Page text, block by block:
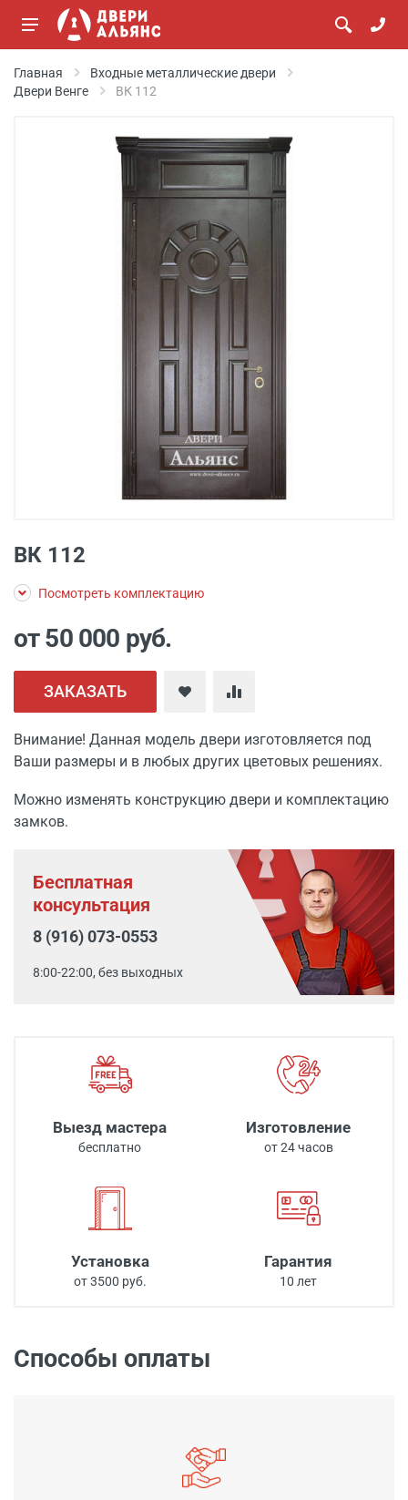
Главная
Входные металлические двери
Двери Венге
ВК 112
ВК 112
Посмотреть комплектацию
от 50 000 руб.
ЗАКАЗАТЬ
Внимание! Данная модель двери изготовляется под
Ваши размеры и в любых других цветовых решениях.
Можно изменять конструкцию двери и комплектацию
замков.
Бесплатная
консультация
8 (916) 073-0553
8:00-22:00, без выходных
Выезд мастера
бесплатно
Изготовление
от 24 часов
Установка
от 3500 руб.
Гарантия
10 лет
Способы оплаты